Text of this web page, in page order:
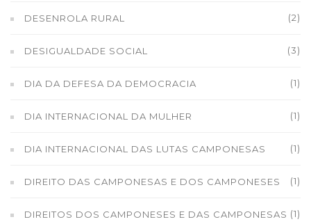
DESENROLA RURAL (2)
DESIGUALDADE SOCIAL (3)
DIA DA DEFESA DA DEMOCRACIA (1)
DIA INTERNACIONAL DA MULHER (1)
DIA INTERNACIONAL DAS LUTAS CAMPONESAS (1)
DIREITO DAS CAMPONESAS E DOS CAMPONESES (1)
DIREITOS DOS CAMPONESES E DAS CAMPONESAS (1)